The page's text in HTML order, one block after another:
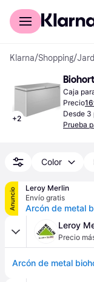
Comprar con Klarna
Klarna/Shopping/
+2
Caja
Precio
Desde 3
Prueba
Color
Anuncio
Leroy Merlin
Envío gratis
Leroy
Precio